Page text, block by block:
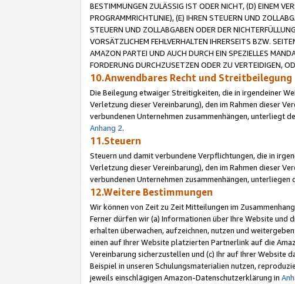
BESTIMMUNGEN ZULÄSSIG IST ODER NICHT, (D) EINEM
PROGRAMMRICHTLINIE), (E) IHREN STEUERN UND
STEUERN UND ZOLLABGABEN ODER DER
VORSÄTZLICHEM FEHLVERHALTEN IHRERSEITS BZW.
AMAZON PARTEI UND AUCH DURCH EIN SPEZIELLES
FORDERUNG DURCHZUSETZEN ODER ZU VERTEIDIGEN,
10.Anwendbares Recht und Streitbeilegung
Die Beilegung etwaiger Streitigkeiten, die in irgendeiner
Verletzung dieser Vereinbarung), den im Rahmen dieser
verbundenen Unternehmen zusammenhängen, unterliegt
Anhang 2.
11.Steuern
Steuern und damit verbundene Verpflichtungen, die in
Verletzung dieser Vereinbarung), den im Rahmen dieser
verbundenen Unternehmen zusammenhängen,
12.Weitere Bestimmungen
Wir können von Zeit zu Zeit Mitteilungen im
Ferner dürfen wir (a) Informationen über Ihre Website und
erhalten überwachen, aufzeichnen, nutzen und
einen auf Ihrer Website platzierten Partnerlink auf die
Vereinbarung sicherzustellen und (c) Ihr auf Ihrer
Beispiel in unseren Schulungsmaterialien nutzen,
jeweils einschlägigen Amazon-Datenschutzerklärung in